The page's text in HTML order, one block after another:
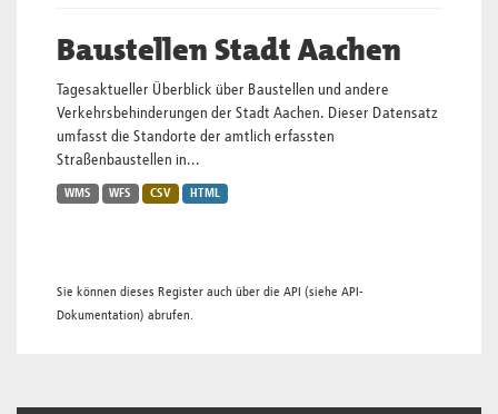
Baustellen Stadt Aachen
Tagesaktueller Überblick über Baustellen und andere
Verkehrsbehinderungen der Stadt Aachen. Dieser Datensatz
umfasst die Standorte der amtlich erfassten
Straßenbaustellen in...
WMS WFS CSV HTML
Sie können dieses Register auch über die API (siehe API-
Dokumentation) abrufen.